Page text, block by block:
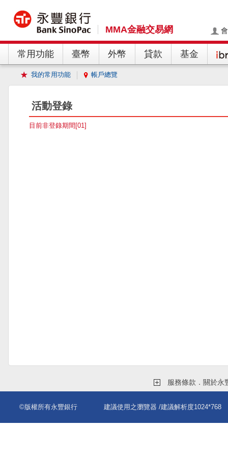
MMA金融交易網
常用功能 臺幣 外幣 貸款 基金
我的常用功能 帳戶總覽
活動登錄
目前非登錄期間[01]
服務條款．關於永
©版權所有永豐銀行 建議使用之瀏覽器 /建議解析度1024*768